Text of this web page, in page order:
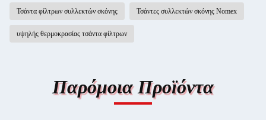
Τσάντα φίλτρων συλλεκτών σκόνης Τσάντες συλλεκτών σκόνης Nomex
υψηλής θερμοκρασίας τσάντα φίλτρων
Παρόμοια Προϊόντα